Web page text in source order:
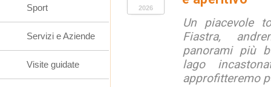
2026
Un piacevole
Fiastra,
panorami più
lago
approfitteremo
Sport
Servizi e Aziende
Visite guidate